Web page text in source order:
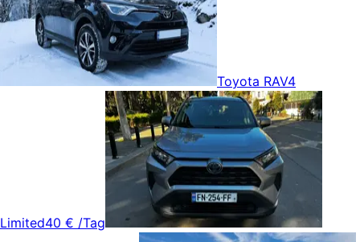
Toyota RAV4
Limited40 € /Tag